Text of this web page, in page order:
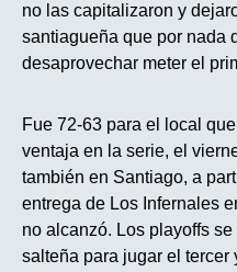
no las capitalizaron y
santiagueña que por nada
desaprovechar meter el
Fue 72-63 para el local
ventaja en la serie, el
también en Santiago, a
entrega de Los Infernales
no alcanzó. Los playoffs
salteña para jugar el tercer